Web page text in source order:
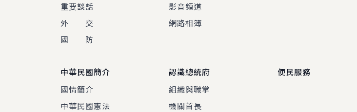
重要談話
外 交
國 防
影音頻道
網路相簿
中華民國簡介
國情簡介
中華民國憲法
認識總統府
組織與職掌
機關首長
便民服務